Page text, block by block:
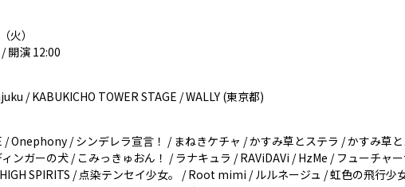
火）
開演 12:00
/ KABUKICHO TOWER STAGE / WALLY (東京都)
/ Onephony / シンデレラ宣言！ / まねきケチャ / かすみ草とステラ / かすみ草
ンガーの犬 / こみっきゅおん！ / ラナキュラ / RAViDAVi / HzMe / フューチ
SPIRITS / 点染テンセイ少女。 / Root mimi / ルルネージュ / 虹色の飛行